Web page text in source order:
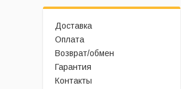
Доставка
Оплата
Возврат/обмен
Гарантия
Контакты